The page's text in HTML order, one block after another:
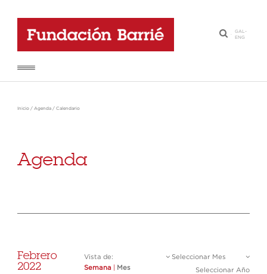
·
GAL-
ENG
Inicio / Agenda / Calendario
Agenda
Febrero
2022
Vista de:
Semana
Mes
Seleccionar Mes
Seleccionar Año